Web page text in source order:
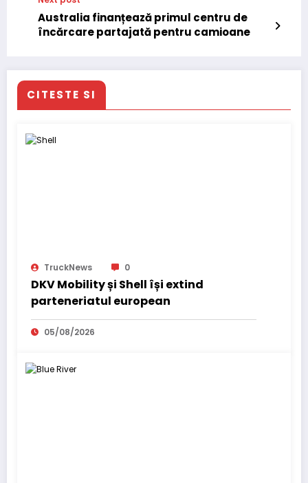
Australia finanțează primul centru de
încărcare partajată pentru camioane
CITESTE SI
TruckNews 0
DKV Mobility și Shell își extind
parteneriatul european
05/08/2026